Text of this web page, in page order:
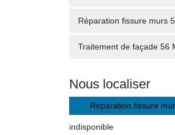
Réparation fissure murs
Traitement de façade 56
Nous localiser
Réparation fissure
indisponible